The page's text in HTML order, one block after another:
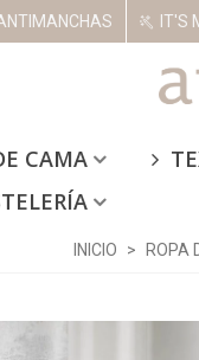
IT'S
CAMA
INICIO > ROPA